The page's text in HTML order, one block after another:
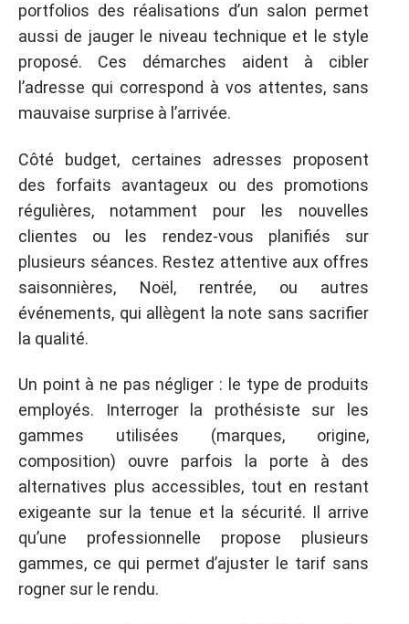
portfolios des réalisations d’un salon permet
aussi de jauger le niveau technique et le style
proposé. Ces démarches aident à cibler
l’adresse qui correspond à vos attentes, sans
mauvaise surprise à l’arrivée.
Côté budget, certaines adresses proposent
des forfaits avantageux ou des promotions
régulières, notamment pour les nouvelles
clientes ou les rendez-vous planifiés sur
plusieurs séances. Restez attentive aux offres
saisonnières, Noël, rentrée, ou autres
événements, qui allègent la note sans sacrifier
la qualité.
Un point à ne pas négliger : le type de produits
employés. Interroger la prothésiste sur les
gammes utilisées (marques, origine,
composition) ouvre parfois la porte à des
alternatives plus accessibles, tout en restant
exigeante sur la tenue et la sécurité. Il arrive
qu’une professionnelle propose plusieurs
gammes, ce qui permet d’ajuster le tarif sans
rogner sur le rendu.